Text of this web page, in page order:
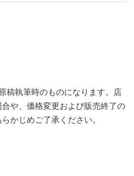
稿執筆時のものになります。店
や、価格変更および販売終了の
かじめご了承ください。